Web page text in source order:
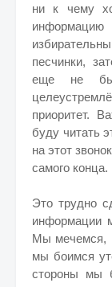
ни к чему
песчинки,
еще не
приоритет.
буду читать
на этот
самого конца.
Это трудно
информации
Мы мечемся,
мы боимся
стороны мы